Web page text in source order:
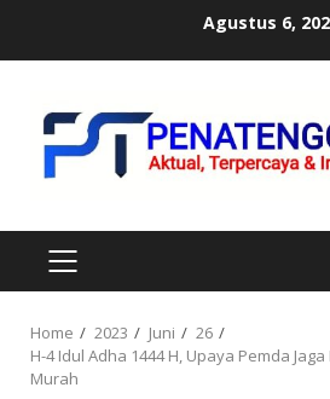
Agustus 6,
PRIMARY
MENU
Home 2023 Juni
26
H-4 Idul Adha 1444 H, Upaya Pemda
Murah